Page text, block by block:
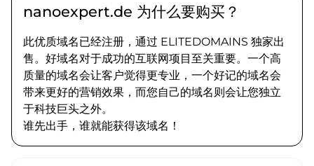
nanoexpert.de 为什么要购买？
此优质域名已经注册，通过 ELITEDOMAINS 独家出
售。好域名对于成功的互联网项目至关重要。一个高
质量的域名会让客户觉得更专业，一个好记的域名会
带来更好的营销效果，而您自己的域名则会让您独立
于科技巨头之外。
谁先出手，谁就能获得该域名！